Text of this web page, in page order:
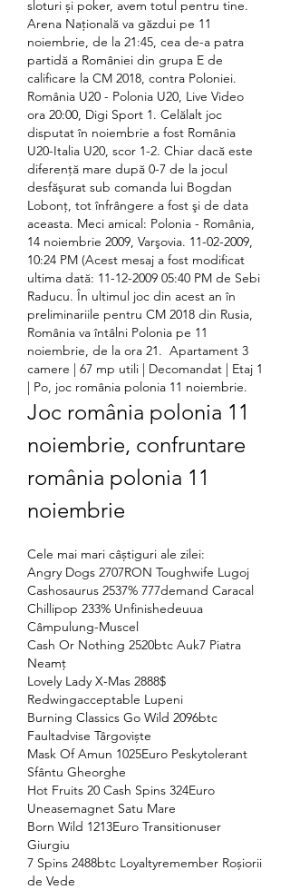
sloturi și poker, avem totul pentru tine.
Arena Națională va găzdui pe 11
noiembrie, de la 21:45, cea de-a patra
partidă a României din grupa E de
calificare la CM 2018, contra Poloniei.
România U20 - Polonia U20, Live Video
ora 20:00, Digi Sport 1. Celălalt joc
disputat în noiembrie a fost România
U20-Italia U20, scor 1-2. Chiar dacă este
diferenţă mare după 0-7 de la jocul
desfăşurat sub comanda lui Bogdan
Lobonţ, tot înfrângere a fost şi de data
aceasta. Meci amical: Polonia - România,
14 noiembrie 2009, Varşovia. 11-02-2009,
10:24 PM (Acest mesaj a fost modificat
ultima dată: 11-12-2009 05:40 PM de Sebi
Raducu. În ultimul joc din acest an în
preliminariile pentru CM 2018 din Rusia,
România va întâlni Polonia pe 11
noiembrie, de la ora 21.  Apartament 3
camere | 67 mp utili | Decomandat | Etaj 1
| Po, joc românia polonia 11 noiembrie.
Joc românia polonia 11
noiembrie, confruntare
românia polonia 11
noiembrie
Cele mai mari câștiguri ale zilei:
Angry Dogs 2707RON Toughwife Lugoj
Cashosaurus 2537% 777demand Caracal
Chillipop 233% Unfinishedeuua
Câmpulung-Muscel
Cash Or Nothing 2520btc Auk7 Piatra
Neamț
Lovely Lady X-Mas 2888$
Redwingacceptable Lupeni
Burning Classics Go Wild 2096btc
Faultadvise Târgoviște
Mask Of Amun 1025Euro Peskytolerant
Sfântu Gheorghe
Hot Fruits 20 Cash Spins 324Euro
Uneasemagnet Satu Mare
Born Wild 1213Euro Transitionuser
Giurgiu
7 Spins 2488btc Loyaltyremember Roșiorii
de Vede